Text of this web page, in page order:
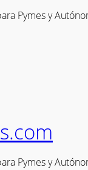
Pymes y
Pymes y